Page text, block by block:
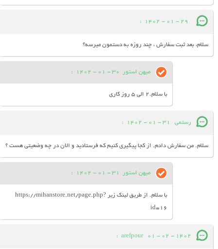
29 - 01 - 1402
:
سلام، بعد ثبت سفارش ، چند روزه به دستمون میرسه؟
میهن استور 30 - 01 - 1402
:
با سلام.2 الی 5 روز کاری
رستمی 31 - 01 - 1402
:
سلام. من سفارش دادم. از کجا پیگیری کنیم که فرستادید و الان در چه وضعیتی هست ؟
میهن استور 31 - 01 - 1402
:
با سلام. از طریق لینک زیر https://mihanstore.net/page.php?
id=16
arefpour 01 - 02 - 1402
: